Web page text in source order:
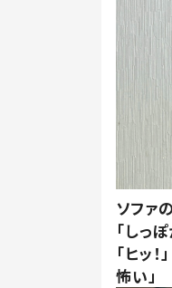
ソファ
「しっ
「ヒッ
怖い」